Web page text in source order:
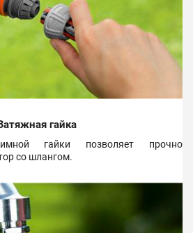
гайка
гайки позволяет прочно
со шлангом.